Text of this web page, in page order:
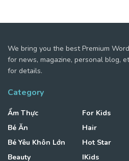
We bring you the best Premium
for news, magazine, personal blog,
for details.
Category
Ẩm Thực
Bé Ăn
Bé Yêu Khôn Lớn
Beauty
For Kids
Hair
Hot Star
IKids